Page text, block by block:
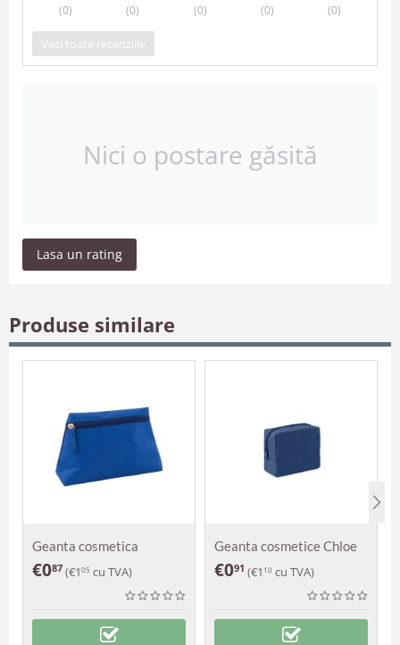
(0) (0) (0) (0) (0)
Vezi toate recenziile
Nici o postare găsită
Lasa un rating
Produse similare
Geanta cosmetica
Zomoco
€087 (€1 05 cu TVA)
Geanta cosmetice Chloe
€091 (€1 10 cu TVA)